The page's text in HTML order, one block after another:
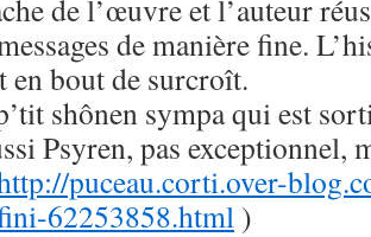
de l’œuvre et l’auteur
de manière fine.
en bout de surcroît.
shônen sympa qui est
Psyren, pas exceptionnel,
puceau.corti.over-
62253858.html )